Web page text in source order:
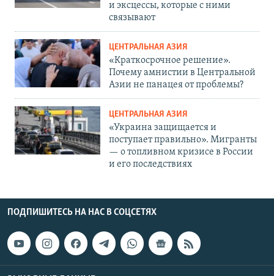
и эксцессы, которые с ними
связывают
ЦЕНТРАЛЬНАЯ АЗИЯ
«Краткосрочное решение».
Почему амнистии в Центральной
Азии не панацея от проблемы?
ЦЕНТРАЛЬНАЯ АЗИЯ
«Украина защищается и
поступает правильно». Мигранты
— о топливном кризисе в России
и его последствиях
ПОДПИШИТЕСЬ НА НАС В СОЦСЕТЯХ